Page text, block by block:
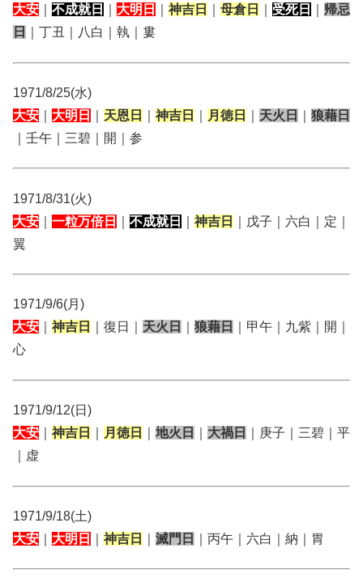
大安 不成就日 大明日 神吉日 母倉日 受死日
帰忌
日
｜丁丑｜八白｜執｜婁
1971/8/25(水)
大安
大明日 天恩日 神吉日 月徳日 天火日
狼藉日
｜壬午｜三碧｜開｜参
1971/8/31(火)
大安
一粒万倍日 不成就日 神吉日
｜戊子｜六白｜定｜
翼
1971/9/6(月)
大安
神吉日 ｜復日｜ 天火日 狼藉日
｜甲午｜九紫｜開｜
心
1971/9/12(日)
大安
神吉日 月徳日 地火日 大禍日
｜庚子｜三碧｜平
｜虚
1971/9/18(土)
大安
大明日 神吉日 滅門日 ｜丙午｜六白｜納｜胃